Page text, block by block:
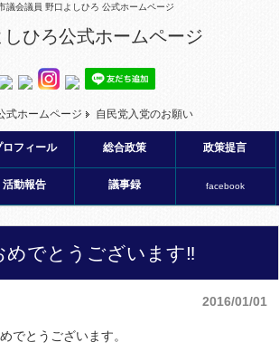
議会議員 野口よしひろ 公式ホームページ
しひろ公式ホームページ
式ホームページ 自民党入党のお願い
ロフィール 総合政策 政策提言
活動報告 議事録 facebook
めでとうございます‼
2016/01/01
でとうございます。